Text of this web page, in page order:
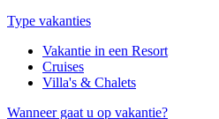
Type vakanties
Vakantie in een Resort
Cruises
Villa's & Chalets
Wanneer gaat u op vakantie?